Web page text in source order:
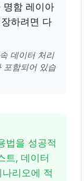
명함 레이아
하려면 다
데이터 처리
포함되어 있습
법을 성공적
트, 데이터
리오에 적